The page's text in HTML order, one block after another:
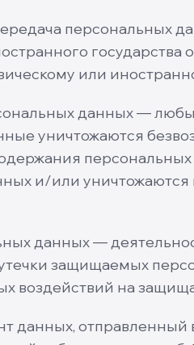
персональных
государства
или
данных —
уничтожаются
и/или
данных —
защищаемых
воздействий на
данных,